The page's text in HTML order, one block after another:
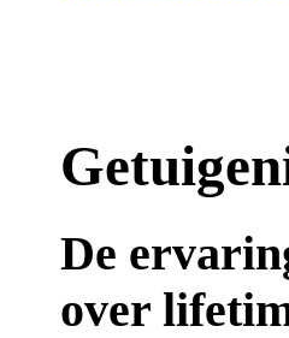
De
over